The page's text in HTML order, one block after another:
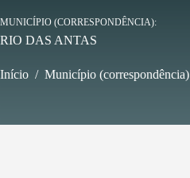
MUNICÍPIO (CORRESPONDÊNCIA)
RIO DAS ANTAS
Início / Município (correspondência)